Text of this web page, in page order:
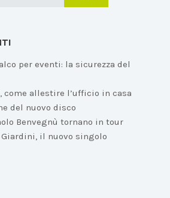
per eventi: la sicurezza del
come allestire l’ufficio in casa
del nuovo disco
Benvegnù tornano in tour
il nuovo singolo